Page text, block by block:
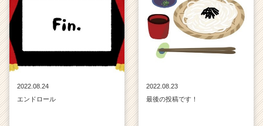
2022.08.24
エンドロール
2022.08.23
最後の投稿です！